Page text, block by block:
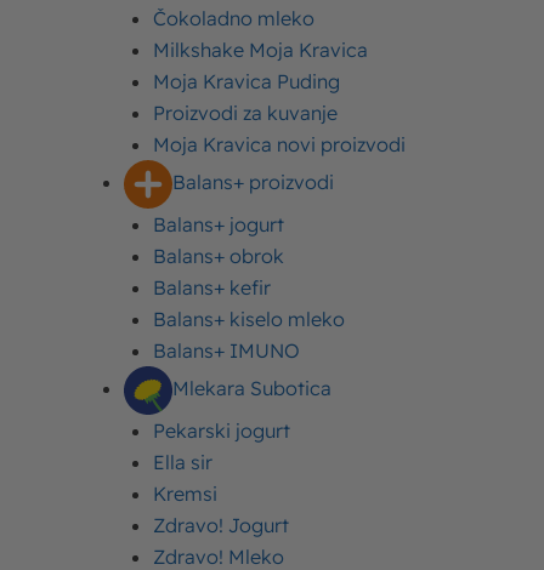
Čokoladno mleko
Milkshake Moja Kravica
Moja Kravica Puding
Proizvodi za kuvanje
Moja Kravica novi proizvodi
Balans+ proizvodi
Balans+ jogurt
Balans+ obrok
Balans+ kefir
Balans+ kiselo mleko
Balans+ IMUNO
Mlekara Subotica
Pekarski jogurt
Ella sir
Kremsi
Zdravo! Jogurt
Zdravo! Mleko
Kafa I mleko se oduvek privlače, a kada se zrna
bogatog I moćnog ukusa dotaknu sa kremastim
mlekom, jedan Flert prerasta u nešto mnogo jače.
Podelite ovaj tekst:
Upišite ovde
Vaša adresa e-pošte neće biti objavljena.
Neophodna polja su označena